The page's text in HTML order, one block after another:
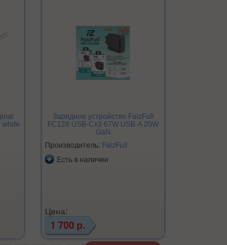
white
Зарядное устройство FaizFull
FC128 USB-Cх3 67W USB-A 20W
GaN
Производитель: FaizFull
Есть в наличии
Цена:
1 700 р.